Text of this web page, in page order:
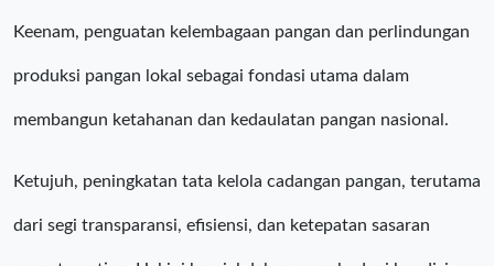
Keenam, penguatan kelembagaan pangan dan perlindungan
produksi pangan lokal sebagai fondasi utama dalam
membangun ketahanan dan kedaulatan pangan nasional.
Ketujuh, peningkatan tata kelola cadangan pangan, terutama
dari segi transparansi, efisiensi, dan ketepatan sasaran